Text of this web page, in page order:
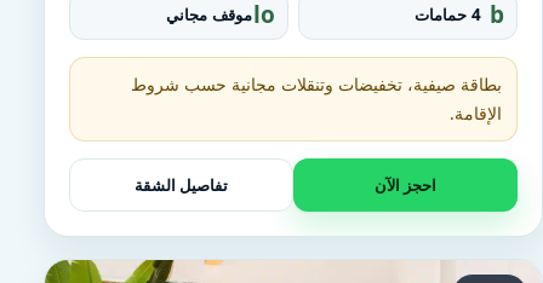
u
p
b
at
h
t
u
b
4 حمامات lo
c
al
_
r
g
موقف مجاني
بطاقة صيفية، تخفيضات وتنقلات مجانية حسب شروط
الإقامة.
احجز الآن تفاصيل الشقة